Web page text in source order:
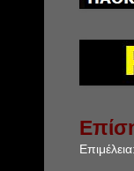
Επιμέλεια: